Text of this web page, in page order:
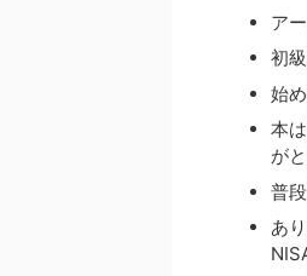
ア
初
始
本
が
普
あ